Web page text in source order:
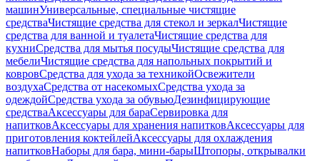
машинУниверсальные, специальные чистящие
средстваЧистящие средства для стекол и зеркалЧистящие
средства для ванной и туалетаЧистящие средства для
кухниСредства для мытья посудыЧистящие средства для
мебелиЧистящие средства для напольных покрытий и
ковровСредства для ухода за техникойОсвежители
воздухаСредства от насекомыхСредства ухода за
одеждойСредства ухода за обувьюДезинфицирующие
средстваАксессуары для бараСервировка для
напитковАксессуары для хранения напитковАксессуары для
приготовления коктейлейАксессуары для охлаждения
напитковНаборы для бара, мини-барыШтопоры, открывалки